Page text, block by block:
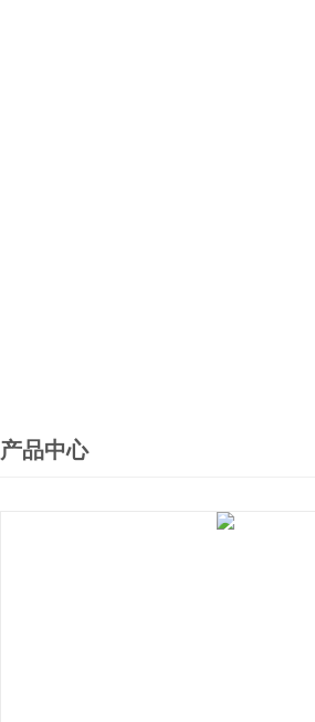
产品中心